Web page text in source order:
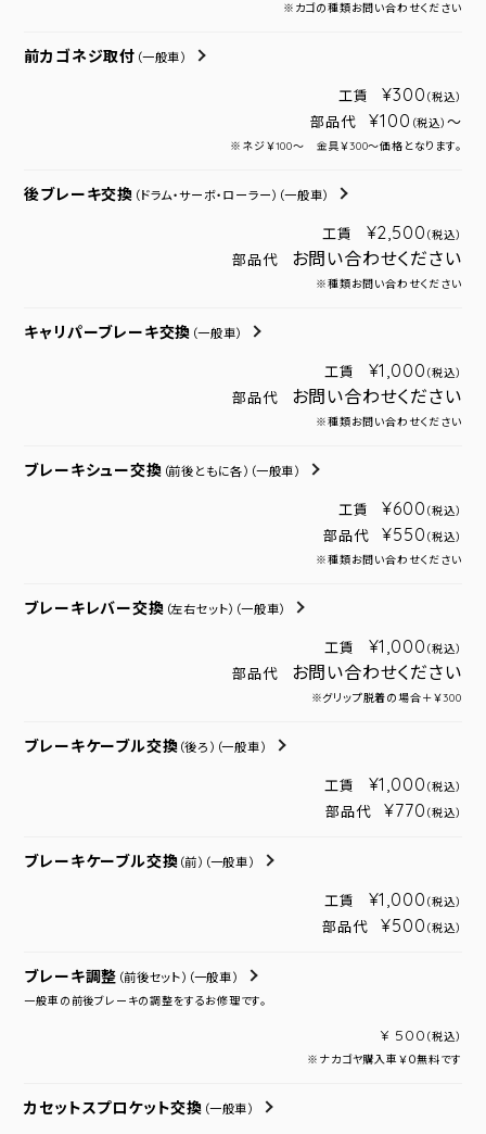
※カゴの種類お問い合わせください
前カゴネジ取付 （一般車）
工賃 ¥300 （税込）
部品代 ¥100 （税込） ～
※ネジ￥100～ 金具￥300～価格となります。
後ブレーキ交換 （ドラム・サーボ・ローラー） （一般車）
工賃 ¥2,500 （税込）
部品代 お問い合わせください
※種類お問い合わせください
キャリパーブレーキ交換 （一般車）
工賃 ¥1,000 （税込）
部品代 お問い合わせください
※種類お問い合わせください
ブレーキシュー交換 （前後ともに各） （一般車）
工賃 ¥600 （税込）
部品代 ¥550 （税込）
※種類お問い合わせください
ブレーキレバー交換 （左右セット） （一般車）
工賃 ¥1,000 （税込）
部品代 お問い合わせください
※グリップ脱着の場合＋￥300
ブレーキケーブル交換 （後ろ） （一般車）
工賃 ¥1,000 （税込）
部品代 ¥770 （税込）
ブレーキケーブル交換 （前） （一般車）
工賃 ¥1,000 （税込）
部品代 ¥500 （税込）
ブレーキ調整 （前後セット） （一般車）
一般車の前後ブレーキの調整をするお修理です。
¥ 500 （税込）
※ナカゴヤ購入車￥０無料です
カセットスプロケット交換 （一般車）